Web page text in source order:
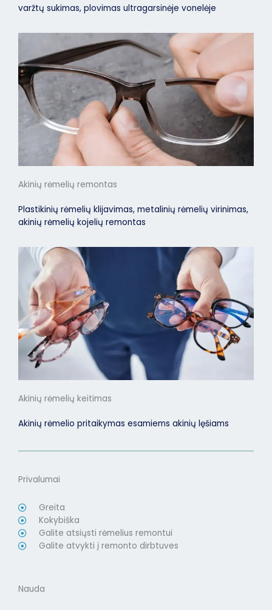
varžtų sukimas, plovimas ultragarsinėje vonelėje
Akinių rėmelių remontas
Plastikinių rėmelių klijavimas, metalinių rėmelių virinimas,
akinių rėmelių kojelių remontas
Akinių rėmelių keitimas
Akinių rėmelio pritaikymas esamiems akinių lęšiams
Privalumai
Greita
Kokybiška
Galite atsiųsti rėmelius remontui
Galite atvykti į remonto dirbtuves
Nauda